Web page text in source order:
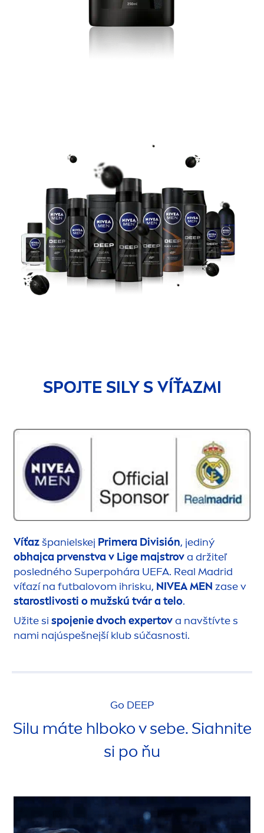
SPOJTE SILY S VÍŤAZMI
Víťazšpanielskej Primera División, jediný
obhajca prvenstva v Lige majstrova držiteľ
posledného Superpohára UEFA. Real Madrid
víťazí na futbalovom ihrisku, NIVEAMEN zase v
starostlivosti o mužskú tvár a telo.
Užite si spojenie dvoch expertova navštívte s
nami najúspešnejší klub súčasnosti.
Go DEEP
Silu máte hlboko v sebe. Siahnite
si po ňu